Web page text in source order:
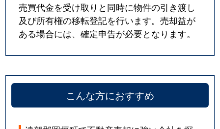
売買代金を受け取りと同時に物件の引き渡し
及び所有権の移転登記を行います。売却益が
ある場合には、確定申告が必要となります。
こんな方におすすめ